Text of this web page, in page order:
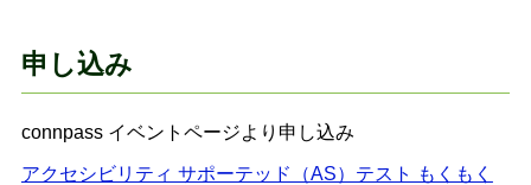
申し込み
connpass イベントページより申し込み
アクセシビリティ サポーテッド（AS）テスト もくもく